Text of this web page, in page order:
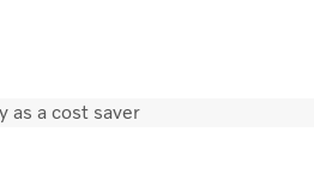
Prisijungti
as a cost saver